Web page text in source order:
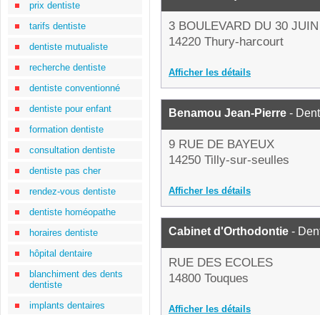
prix dentiste
tarifs dentiste
dentiste mutualiste
recherche dentiste
dentiste conventionné
dentiste pour enfant
formation dentiste
consultation dentiste
dentiste pas cher
rendez-vous dentiste
dentiste homéopathe
horaires dentiste
hôpital dentaire
blanchiment des dents
dentiste
implants dentaires
3 BOULEVARD DU 30
14220 Thury-harcourt
Afficher les détails
Benamou Jean-Pierre -
9 RUE DE BAYEUX
14250 Tilly-sur-seulles
Afficher les détails
Cabinet d'Orthodontie -
RUE DES ECOLES
14800 Touques
Afficher les détails